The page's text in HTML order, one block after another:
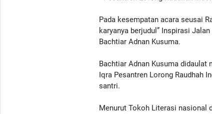
Pada kesempatan acara seusai
karyanya berjudul” Inspirasi
Bachtiar Adnan Kusuma.
Bachtiar Adnan Kusuma
Iqra Pesantren Lorong Raudhah
santri.
Menurut Tokoh Literasi nasional